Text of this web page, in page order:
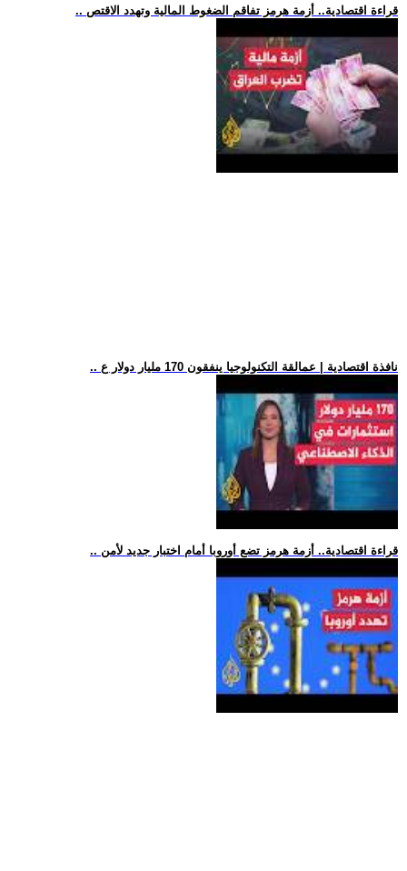
.. قراءة اقتصادية.. أزمة هرمز تفاقم الضغوط المالية وتهدد الاقتص
.. نافذة اقتصادية | عمالقة التكنولوجيا ينفقون 170 مليار دولار ع
.. قراءة اقتصادية.. أزمة هرمز تضع أوروبا أمام اختبار جديد لأمن